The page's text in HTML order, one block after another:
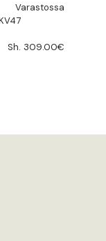
Varastossa
Sh. 309.00€